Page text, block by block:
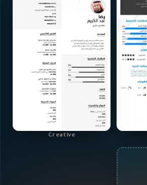
Creative